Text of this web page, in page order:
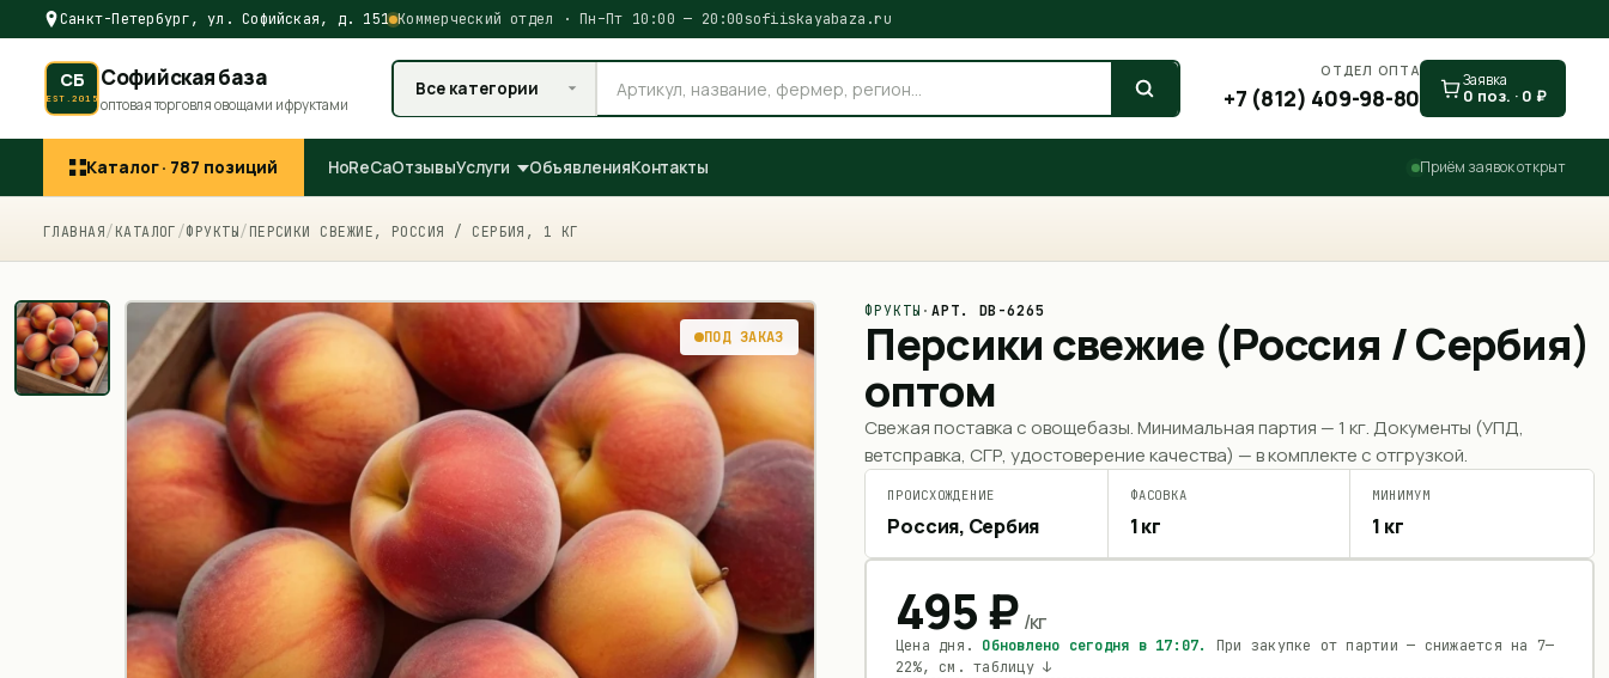
Санкт-Петербург, ул. Софийская, д. 151 Коммерческий отдел · Пн–Пт 10:00 — 20:00sofiiskayabaza.ru
СБ
EST.2015
Софийская база
оптовая торговля овощами и фруктами
Все категории
ОТДЕЛ ОПТА
+7 (812) 409-98-80
Заявка
0 поз. · 0 ₽
Каталог · 787 позиций HoReCaОтзывыУслуги ОбъявленияКонтакты Приём заявок открыт
ГЛАВНАЯ/ КАТАЛОГ /ФРУКТЫ/ ПЕРСИКИ СВЕЖИЕ, РОССИЯ / СЕРБИЯ, 1 КГ
ПОД ЗАКАЗ
ФРУКТЫ · АРТ. DB-6265
Персики свежие (Россия / Сербия)
оптом
Свежая поставка с овощебазы. Минимальная партия —1 кг. Документы (УПД,
ветсправка, СГР, удостоверение качества) — в комплекте с отгрузкой.
ПРОИСХОЖДЕНИЕ
Россия, Сербия
ФАСОВКА
1 кг
МИНИМУМ
1 кг
495₽ /кг
Цена дня. Обновлено сегодня в 17:07.
При закупке от партии — снижается на 7—
22%, см. таблицу ↓